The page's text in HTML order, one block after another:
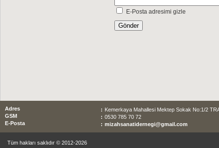
E-Posta adresimi gizle
Adres : Kemerkaya Mahallesi Mektep Sokak No:1/2
GSM
: 0530 785 70 72
E-Posta
: mizahsanatidernegi@gmail.com
Tüm hakları saklıdır © 2012-2026